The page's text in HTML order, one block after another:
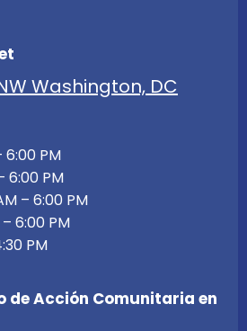
Washington, DC
6:00 PM
6:00 PM
– 6:00 PM
6:00 PM
PM
de Acción Comunitaria en